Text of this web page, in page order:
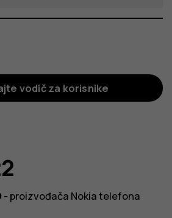
vodič za korisnike
- proizvođača Nokia telefona